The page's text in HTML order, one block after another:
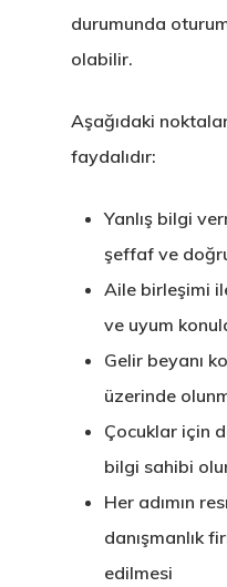
durumunda
olabilir.
Aşağıdaki
faydalıdır:
Yanlış bilgi
şeffaf ve
Aile birleşimi
ve uyum
Gelir beyanı
üzerinde
Çocuklar için
bilgi sahibi
Her adımın
danışmanlık
edilmesi